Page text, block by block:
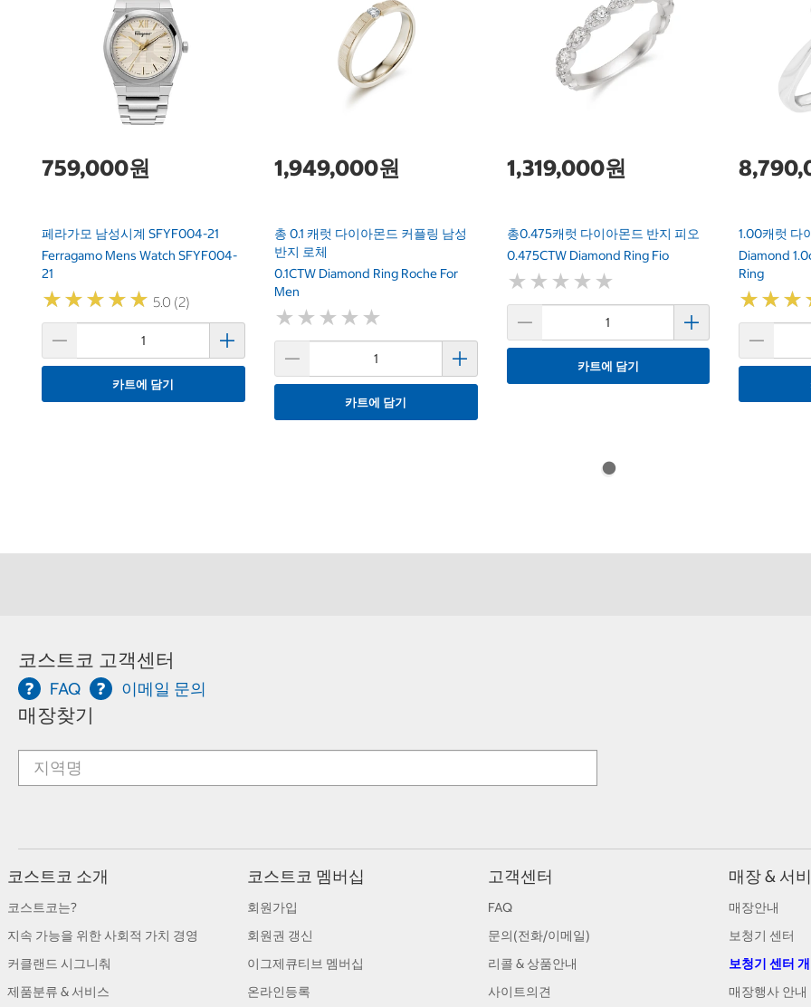
759,000원
페라가모 남성시계 SFYF004-21
Ferragamo Mens Watch SFYF004-
21
★★★★★
★★★★★ 5.0 (2)
카트에 담기
1,949,000원
총 0.1 캐럿 다이아몬드 커플링 남성
반지 로체
0.1CTW Diamond Ring Roche For
Men
★ ★ ★ ★ ★
★ ★ ★ ★ ★
카트에 담기
1,319,000원
총0.475캐럿 다이아몬드 반지 피오
0.475CTW Diamond Ring Fio
★ ★ ★ ★ ★
★ ★ ★ ★ ★
카트에 담기
1.00캐럿 다
Diamond
Ring
★★★
★★★
코스트코 고객센터
FAQ 이메일 문의
매장찾기
코스트코 소개
코스트코는?
지속 가능을 위한 사회적 가치 경영
커클랜드 시그니춰
제품분류 & 서비스
코스트코 멤버십
회원가입
회원권 갱신
이그제큐티브 멤버십
온라인등록
고객센터
FAQ
문의(전화/이메일)
리콜 & 상품안내
사이트의견
매장 & 서
매장안내
보청기 센터
보청기 센터
매장행사 안내